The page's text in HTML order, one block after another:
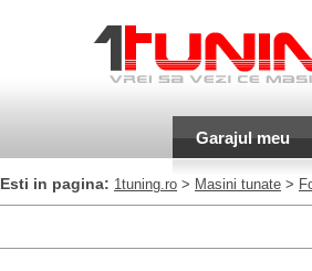
Garajul meu
Esti in pagina: 1tuning.ro > Masini tunate >